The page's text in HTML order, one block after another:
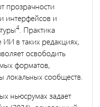
прозрачности
интерфейсов и
4 . Практика
ИИ в таких редакциях,
освободить
форматов,
локальных сообществ.
ньюсрумах задает